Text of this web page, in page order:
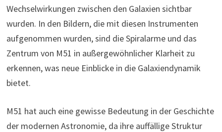
Wechselwirkungen zwischen den Galaxien sichtbar
wurden. In den Bildern, die mit diesen Instrumenten
aufgenommen wurden, sind die Spiralarme und das
Zentrum von M51 in außergewöhnlicher Klarheit zu
erkennen, was neue Einblicke in die Galaxiendynamik
bietet.
M51 hat auch eine gewisse Bedeutung in der Geschichte
der modernen Astronomie, da ihre auffällige Struktur